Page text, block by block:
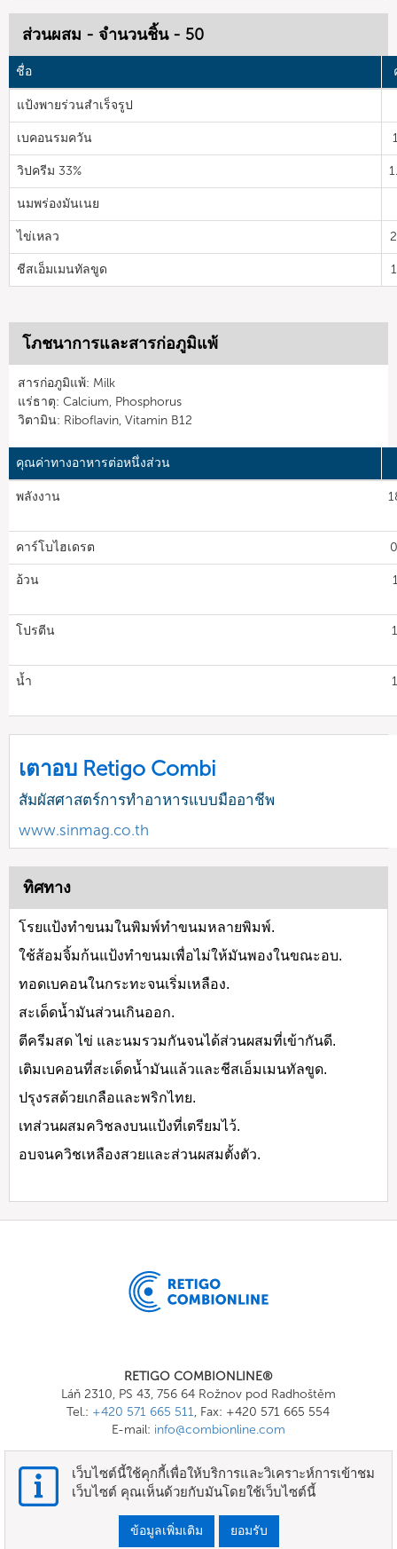
ส่วนผสม - จำนวนชิ้น - 50
ชื่อ
แป้งพายร่วนสำเร็จรูป
เบคอนรมควัน
วิปครีม 33%
นมพร่องมันเนย
ไข่เหลว
ชีสเอ็มเมนทัลขูด
โภชนาการและสารก่อภูมิแพ้
สารก่อภูมิแพ้: Milk
แร่ธาตุ: Calcium, Phosphorus
วิตามิน: Riboflavin, Vitamin B12
คุณค่าทางอาหารต่อหนึ่งส่วน
พลังงาน
คาร์โบไฮเดรต
อ้วน
โปรตีน
น้ำ
เตาอบ Retigo Combi
สัมผัสศาสตร์การทำอาหารแบบมืออาชีพ
www.sinmag.co.th
ทิศทาง
โรยแป้งทำขนมในพิมพ์ทำขนมหลายพิมพ์.
ใช้ส้อมจิ้มก้นแป้งทำขนมเพื่อไม่ให้มันพองในขณะอบ.
ทอดเบคอนในกระทะจนเริ่มเหลือง.
สะเด็ดน้ำมันส่วนเกินออก.
ตีครีมสด ไข่ และนมรวมกันจนได้ส่วนผสมที่เข้ากันดี.
เติมเบคอนที่สะเด็ดน้ำมันแล้วและชีสเอ็มเมนทัลขูด.
ปรุงรสด้วยเกลือและพริกไทย.
เทส่วนผสมควิชลงบนแป้งที่เตรียมไว้.
อบจนควิชเหลืองสวยและส่วนผสมตั้งตัว.
RETIGO COMBIONLINE®
Láň 2310, PS 43, 756 64 Rožnov pod Radhoštěm
Tel.: +420 571 665 511, Fax: +420 571 665 554
E-mail: info@combionline.com
OnlineMenu
ข้อกำหนดและเงื่อนไข
เว็บไซต์นี้ใช้คุกกี้เพื่อให้บริการและวิเคราะห์การเข้าชม
เว็บไซต์ คุณเห็นด้วยกับมันโดยใช้เว็บไซต์นี้
ข้อมูลเพิ่มเติม ยอมรับ